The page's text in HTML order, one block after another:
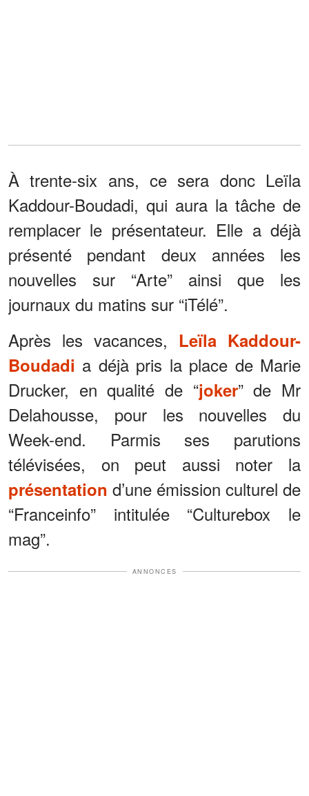
À trente-six ans, ce sera donc Leïla
Kaddour-Boudadi, qui aura la tâche de
remplacer le présentateur. Elle a déjà
présenté pendant deux années les
nouvelles sur “Arte” ainsi que les
journaux du matins sur “iTélé”.
Après les vacances, Leïla Kaddour-
Boudadi a déjà pris la place de Marie
Drucker, en qualité de “joker” de Mr
Delahousse, pour les nouvelles du
Week-end. Parmis ses parutions
télévisées, on peut aussi noter la
présentation d’une émission culturel de
“Franceinfo” intitulée “Culturebox le
mag”.
ANNONCES